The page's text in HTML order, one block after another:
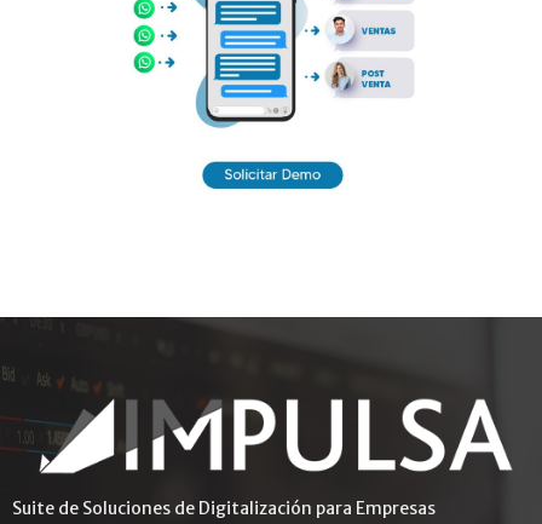
Suite de Soluciones de Digitalización para Empresas